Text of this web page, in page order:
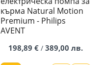
кърма Natural Motion
Premium - Philips
AVENT
198,89 € / 389,00 лв.